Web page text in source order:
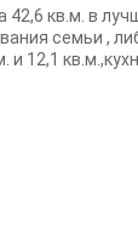
42,6 кв.м. в
семьи ,
12,1